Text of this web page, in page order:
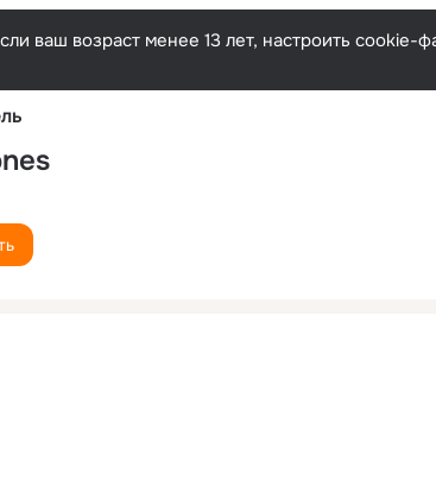
Русский
ваш возраст менее 13 лет, настроить cookie-